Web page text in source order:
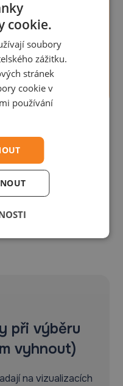
při výběru
vyhnout)
na vizualizacích
cookie.
soubory
zážitku.
stránek
cookie v
používání